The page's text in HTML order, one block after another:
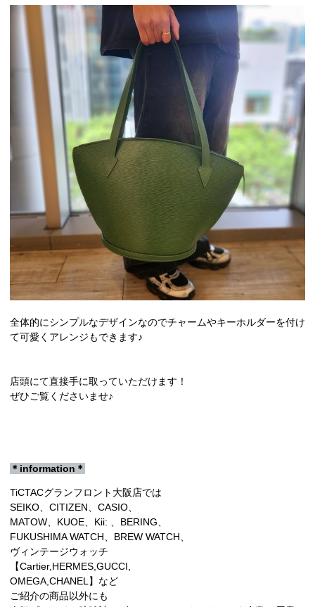
全体的にシンプルなデザインなのでチャームやキーホルダーを付け
て可愛くアレンジもできます♪
店頭にて直接手に取っていただけます！
ぜひご覧くださいませ♪
＊information＊
TiCTACグランフロント大阪店では
SEIKO、CITIZEN、CASIO、
MATOW、KUOE、Kii: 、BERING、
FUKUSHIMA WATCH、BREW WATCH、
ヴィンテージウォッチ
【Cartier,HERMES,GUCCI,
OMEGA,CHANEL】など
ご紹介の商品以外にも